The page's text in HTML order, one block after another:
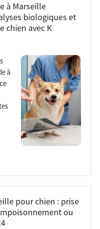
à Marseille
biologiques et
chien avec K
à
pour chien : prise
ou